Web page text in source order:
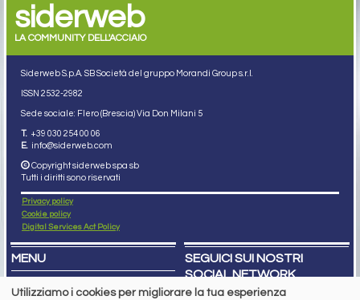
siderweb
LA COMMUNITY DELL'ACCIAIO
Siderweb S.p.A. SB Società del gruppo Morandi Group s.r.l.
ISSN 2532-2982
Sede sociale: Flero (Brescia) Via Don Milani 5
T. +39 030 254 00 06
E. info@siderweb.com
Copyright siderweb spa sb
Tutti i diritti sono riservati
Privacy policy
Cookie policy
Digital Services Act Policy
MENU
PREZZI ITALIA
SEGUICI SUI NOSTRI
SOCIAL NETWORK
Utilizziamo i cookies per migliorare la tua esperienza